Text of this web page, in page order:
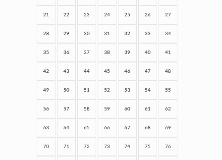
21 22 23 24 25 26 27
28 29 30 31 32 33 34
35 36 37 38 39 40 41
42 43 44 45 46 47 48
49 50 51 52 53 54 55
56 57 58 59 60 61 62
63 64 65 66 67 68 69
70 71 72 73 74 75 76